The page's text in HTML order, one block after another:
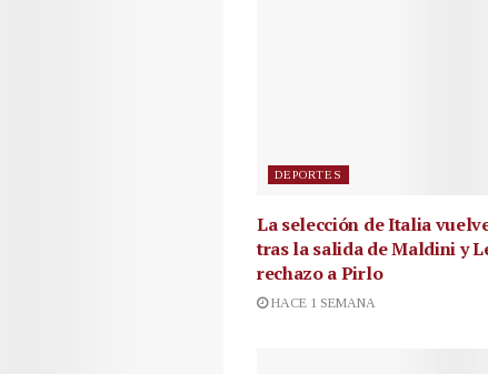
DEPORTES
La selección de Italia
tras la salida de Maldini y
rechazo a Pirlo
HACE 1 SEMANA